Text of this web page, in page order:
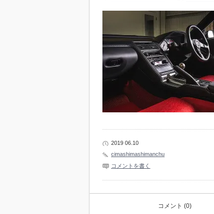
2019 06.10
cimashimashimanchu
コメントを書く
コメント (0)